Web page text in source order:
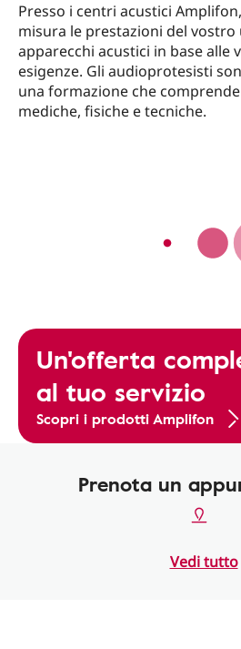
Presso i centri acustici
misura le prestazioni del
apparecchi acustici in base alle
esigenze. Gli audioprotesisti
una formazione che
mediche, fisiche e tecniche.
Un'offerta
al tuo servizio
Scopri i prodotti Amplifon
Prenota un
Vedi tutto